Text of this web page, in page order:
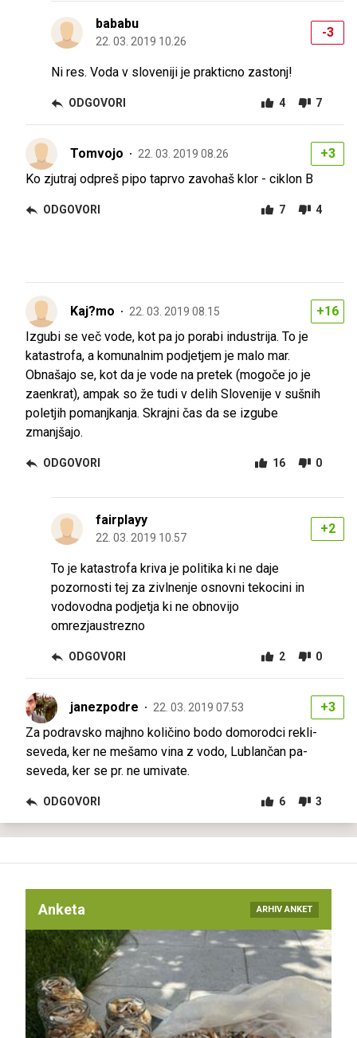
bababu
22. 03. 2019 10.26
-3
Ni res. Voda v sloveniji je prakticno zastonj!
ODGOVORI 4 7
Tomvojo 22. 03. 2019 08.26
+3
Ko zjutraj odpreš pipo taprvo zavohaš klor - ciklon B
ODGOVORI 7 4
Kaj?mo 22. 03. 2019 08.15
+16
Izgubi se več vode, kot pa jo porabi industrija. To je
katastrofa, a komunalnim podjetjem je malo mar.
Obnašajo se, kot da je vode na pretek (mogoče jo je
zaenkrat), ampak so že tudi v delih Slovenije v sušnih
poletjih pomanjkanja. Skrajni čas da se izgube
zmanjšajo.
ODGOVORI 16 0
fairplayy
22. 03. 2019 10.57
+2
To je katastrofa kriva je politika ki ne daje
pozornosti tej za zivlnenje osnovni tekocini in
vodovodna podjetja ki ne obnovijo
omrezjaustrezno
ODGOVORI 2 0
janezpodre 22. 03. 2019 07.53
+3
Za podravsko majhno količino bodo domorodci rekli-
seveda, ker ne mešamo vina z vodo, Lublančan pa-
seveda, ker se pr. ne umivate.
ODGOVORI 6 3
Anketa ARHIV ANKET